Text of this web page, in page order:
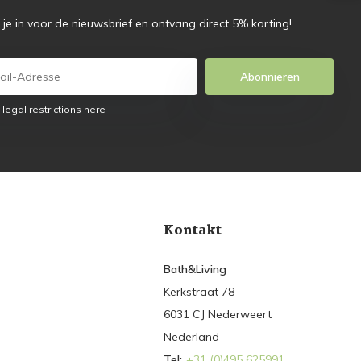
je in voor de nieuwsbrief en ontvang direct 5% korting!
Abonnieren
legal restrictions here
Kontakt
Bath&Living
Kerkstraat 78
6031 CJ Nederweert
Nederland